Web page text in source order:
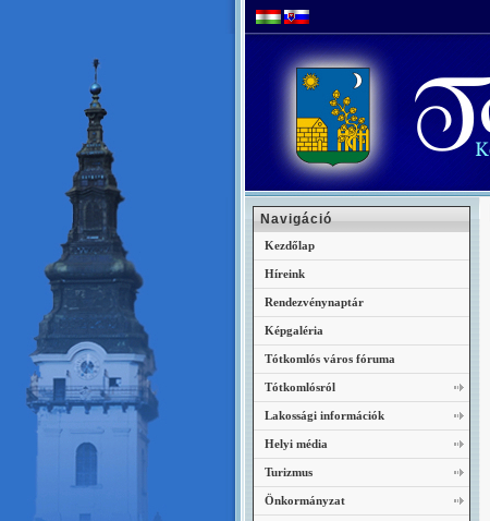
Navigáció
Kezdőlap
Híreink
Rendezvénynaptár
Képgaléria
Tótkomlós város fóruma
Tótkomlósról
Lakossági információk
Helyi média
Turizmus
Önkormányzat